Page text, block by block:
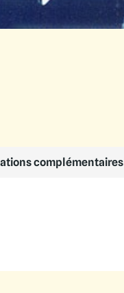
complémentaires